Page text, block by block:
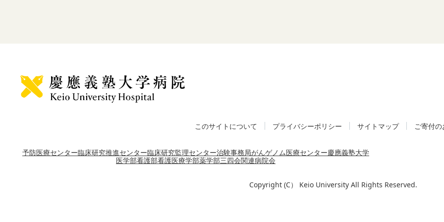
このサイトについて プライバシーポリシー サイトマップ ご寄付
予防医療センター臨床研究推進センター臨床研究監理センター治験事務局がんゲノム医療センター慶應義塾大学
医学部看護部看護医療学部薬学部三四会関連病院会
Copyright (C） Keio University All Rights Reserved.